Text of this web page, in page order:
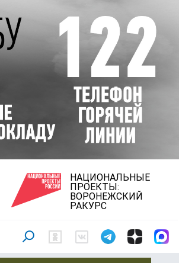
НАЦИОНАЛЬНЫЕ
ПРОЕКТЫ:
ВОРОНЕЖСКИЙ
РАКУРС